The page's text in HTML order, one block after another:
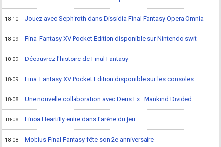
18-10 Jouez avec Sephiroth dans Dissidia Final Fantasy Opera Omnia
18-09 Final Fantasy XV Pocket Edition disponible sur Nintendo swit
18-09 Découvrez l'histoire de Final Fantasy
18-09 Final Fantasy XV Pocket Edition disponible sur les consoles
18-08 Une nouvelle collaboration avec Deus Ex : Mankind Divided
18-08 Linoa Heartilly entre dans l'arène du jeu
18-08 Mobius Final Fantasy fête son 2e anniversaire